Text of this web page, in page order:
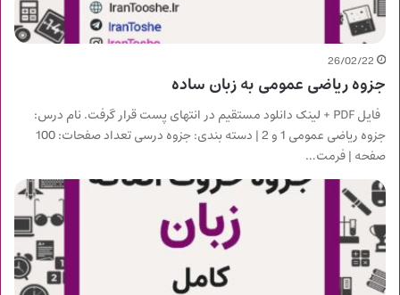
26/02/22
جزوه ریاضی عمومی به زبان ساده
فایل PDF + لینک دانلود مستقیم در انتهای پست قرار گرفت. نام درس:
جزوه ریاضی عمومی 1 و 2 | دسته بندی: جزوه درسی تعداد صفحات: 100
صفحه | فرمت…